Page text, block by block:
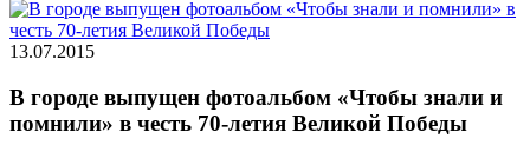
13.07.2015
В городе выпущен фотоальбом «Чтобы знали и
помнили» в честь 70-летия Великой Победы